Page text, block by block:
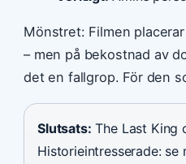
Mönstret: Filmen
– men på bekostnad av
det en fallgrop. För den
Slutsats: The Last King
Historieintresserade: